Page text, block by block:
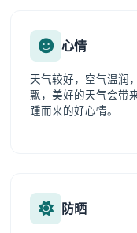
心情
天气较好，空气温润
飘，美好的天气会带
踵而来的好心情。
防晒